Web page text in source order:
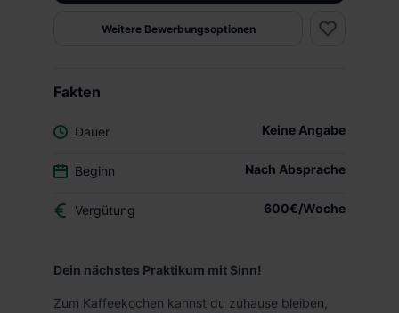
Weitere Bewerbungsoptionen
Fakten
Dauer Keine Angabe
Beginn Nach Absprache
Vergütung 600€/Woche
Dein nächstes Praktikum mit Sinn!
Zum Kaffeekochen kannst du zuhause bleiben,